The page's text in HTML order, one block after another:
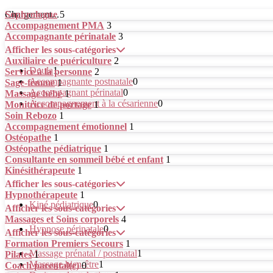
Chargement...
Sophrologue 5
Accompagnement PMA 3
Accompagnante périnatale 3
Afficher les sous-catégories
Doula1
Accompagnante postnatale0
Accompagnant périnatal0
Accompagnement à la césarienne0
Auxiliaire de puériculture 2
Service à la personne 2
Sage-femme 1
Massage bébé 1
Monitrice de portage 1
Soin Rebozo 1
Accompagnement émotionnel 1
Ostéopathe 1
Ostéopathe pédiatrique 1
Consultante en sommeil bébé et enfant 1
Kinésithérapeute 1
Afficher les sous-catégories
Kiné pédiatrique0
Hypnothérapeute 1
Afficher les sous-catégories
Hypnose périnatale0
Massages et Soins corporels 4
Afficher les sous-catégories
Massage prénatal / postnatal1
Massage bien-être1
Formation Premiers Secours 1
Pilates 1
Coach parental(e) 0